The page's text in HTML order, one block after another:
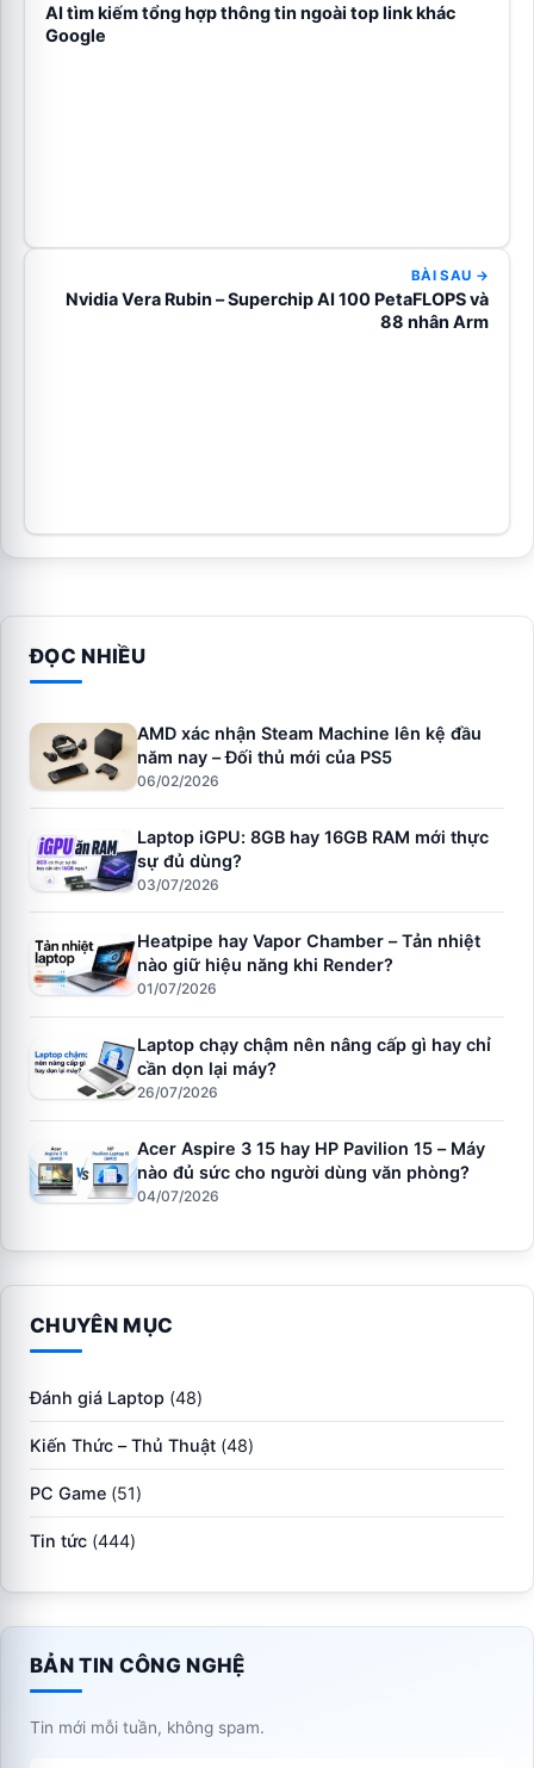
AI tìm kiếm tổng hợp thông tin ngoài top link khác
Google
BÀI SAU →
Nvidia Vera Rubin – Superchip AI 100 PetaFLOPS và
88 nhân Arm
ĐỌC NHIỀU
AMD xác nhận Steam Machine lên kệ đầu
năm nay – Đối thủ mới của PS5
06/02/2026
Laptop iGPU: 8GB hay 16GB RAM mới thực
sự đủ dùng?
03/07/2026
Heatpipe hay Vapor Chamber – Tản nhiệt
nào giữ hiệu năng khi Render?
01/07/2026
Laptop chạy chậm nên nâng cấp gì hay chỉ
cần dọn lại máy?
26/07/2026
Acer Aspire 3 15 hay HP Pavilion 15 – Máy
nào đủ sức cho người dùng văn phòng?
04/07/2026
CHUYÊN MỤC
Đánh giá Laptop (48)
Kiến Thức – Thủ Thuật (48)
PC Game (51)
Tin tức (444)
BẢN TIN CÔNG NGHỆ
Tin mới mỗi tuần, không spam.